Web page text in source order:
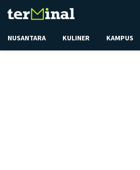
NUSANTARA KULINER KAMPUS